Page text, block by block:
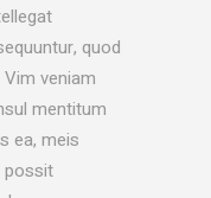
quod
veniam
mentitum
ea, meis
possit